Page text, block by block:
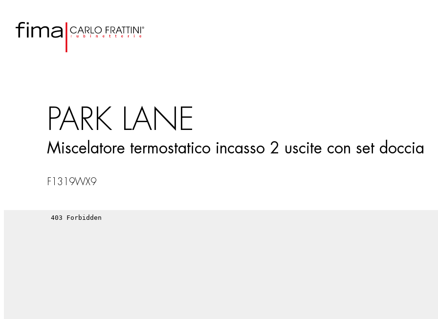
PARK LANE
Miscelatore termostatico incasso 2 uscite con set doccia
F1319WX9